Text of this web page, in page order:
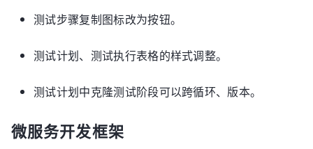
测试步骤复制图标改为按钮。
测试计划、测试执行表格的样式调整。
测试计划中克隆测试阶段可以跨循环、版本。
微服务开发框架